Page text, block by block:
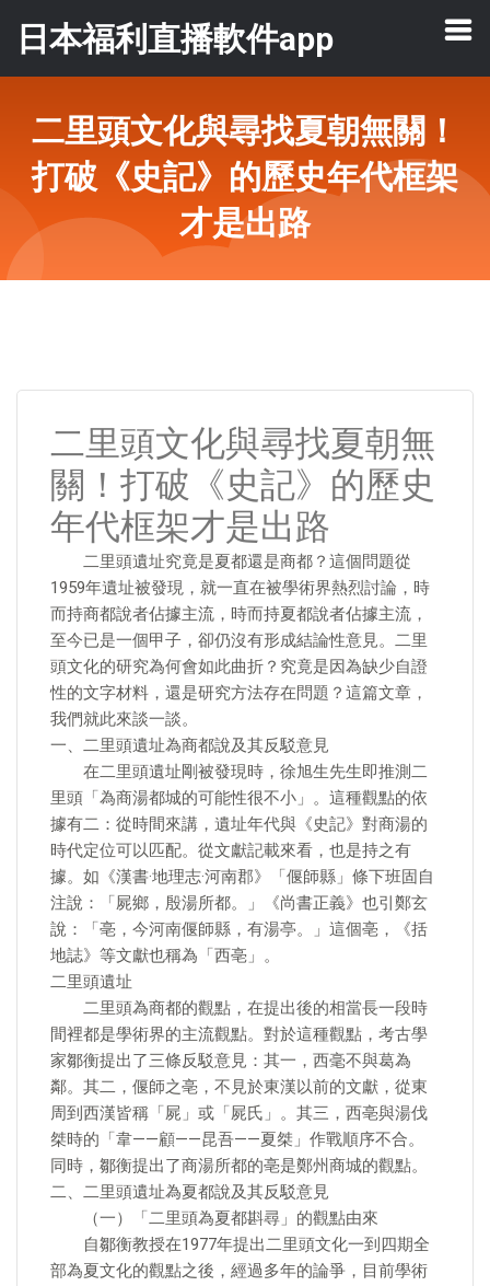
日本福利直播軟件app
二里頭文化與尋找夏朝無關！
打破《史記》的歷史年代框架
才是出路
二里頭文化與尋找夏朝無
關！打破《史記》的歷史
年代框架才是出路
二里頭遺址究竟是夏都還是商都？這個問題從
1959年遺址被發現，就一直在被學術界熱烈討論，時
而持商都說者佔據主流，時而持夏都說者佔據主流，
至今已是一個甲子，卻仍沒有形成結論性意見。二里
頭文化的研究為何會如此曲折？究竟是因為缺少自證
性的文字材料，還是研究方法存在問題？這篇文章，
我們就此來談一談。
一、二里頭遺址為商都說及其反駁意見
在二里頭遺址剛被發現時，徐旭生先生即推測二
里頭「為商湯都城的可能性很不小」。這種觀點的依
據有二：從時間來講，遺址年代與《史記》對商湯的
時代定位可以匹配。從文獻記載來看，也是持之有
據。如《漢書·地理志·河南郡》「偃師縣」條下班固自
注說：「屍鄉，殷湯所都。」《尚書正義》也引鄭玄
說：「亳，今河南偃師縣，有湯亭。」這個亳，《括
地誌》等文獻也稱為「西亳」。
二里頭遺址
二里頭為商都的觀點，在提出後的相當長一段時
間裡都是學術界的主流觀點。對於這種觀點，考古學
家鄒衡提出了三條反駁意見：其一，西毫不與葛為
鄰。其二，偃師之亳，不見於東漢以前的文獻，從東
周到西漢皆稱「屍」或「屍氏」。其三，西亳與湯伐
桀時的「韋——顧——昆吾——夏桀」作戰順序不合。
同時，鄒衡提出了商湯所都的亳是鄭州商城的觀點。
二、二里頭遺址為夏都說及其反駁意見
（一）「二里頭為夏都斟尋」的觀點由來
自鄒衡教授在1977年提出二里頭文化一到四期全
部為夏文化的觀點之後，經過多年的論爭，目前學術